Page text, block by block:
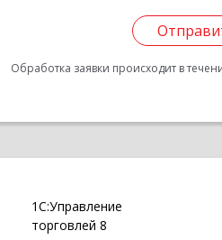
Обработка заявки происходит в
1С:Управление
торговлей 8